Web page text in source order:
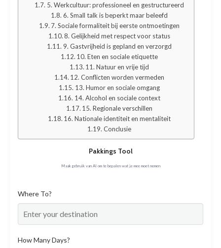
5. Werkcultuur: professioneel en gestructureerd
6. Small talk is beperkt maar beleefd
7. Sociale formaliteit bij eerste ontmoetingen
8. Gelijkheid met respect voor status
9. Gastvrijheid is gepland en verzorgd
10. Eten en sociale etiquette
11. Natuur en vrije tijd
12. Conflicten worden vermeden
13. Humor en sociale omgang
14. Alcohol en sociale context
15. Regionale verschillen
16. Nationale identiteit en mentaliteit
Conclusie
Pakkings Tool
Maak gebruik van AI om te bepalen wat je mee moet nemen
Where To?
How Many Days?